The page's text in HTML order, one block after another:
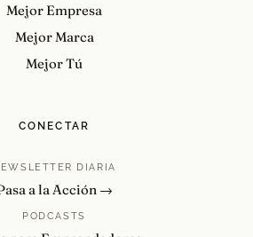
Mejor Empresa
Mejor Marca
Mejor Tú
CONECTAR
DIARIA
a la Acción →
PODCASTS